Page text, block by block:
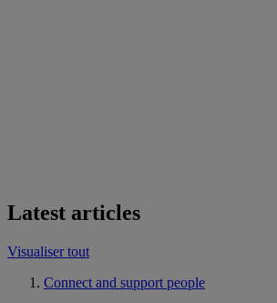
Latest articles
Visualiser tout
Connect and support people